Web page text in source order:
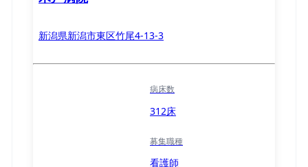
新潟県新潟市東区竹尾4-13-3
病床数
312床
募集職種
看護師